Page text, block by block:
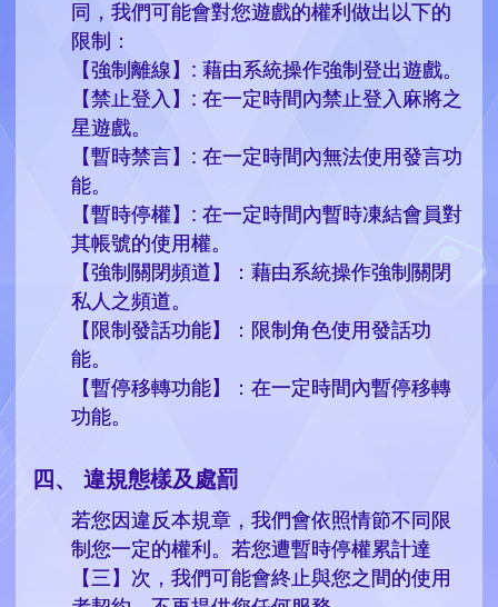
同，我們可能會對您遊戲的權利做出以下的
限制：
【強制離線】: 藉由系統操作強制登出遊戲。
【禁止登入】: 在一定時間內禁止登入麻將之
星遊戲。
【暫時禁言】: 在一定時間內無法使用發言功
能。
【暫時停權】: 在一定時間內暫時凍結會員對
其帳號的使用權。
【強制關閉頻道】：藉由系統操作強制關閉
私人之頻道。
【限制發話功能】：限制角色使用發話功
能。
【暫停移轉功能】：在一定時間內暫停移轉
功能。
違規態樣及處罰
若您因違反本規章，我們會依照情節不同限
制您一定的權利。若您遭暫時停權累計達
【三】次，我們可能會終止與您之間的使用